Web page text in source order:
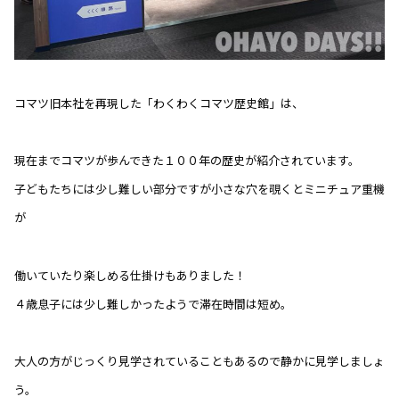
コマツ旧本社を再現した「わくわくコマツ歴史館」は、
現在までコマツが歩んできた１００年の歴史が紹介されています。
子どもたちには少し難しい部分ですが小さな穴を覗くとミニチュア重機
が
働いていたり楽しめる仕掛けもありました！
４歳息子には少し難しかったようで滞在時間は短め。
大人の方がじっくり見学されていることもあるので静かに見学しましょ
う。